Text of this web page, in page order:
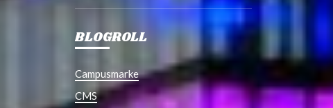
BLOGROLL
Campusmarke
CMS